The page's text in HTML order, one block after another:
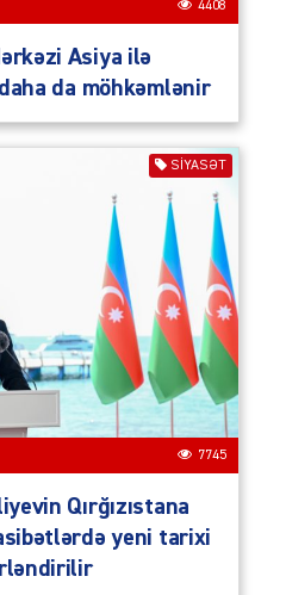
4408
Asiya ilə
da möhkəmlənir
SIYASƏT
7745
Qırğızıstana
yeni tarixi